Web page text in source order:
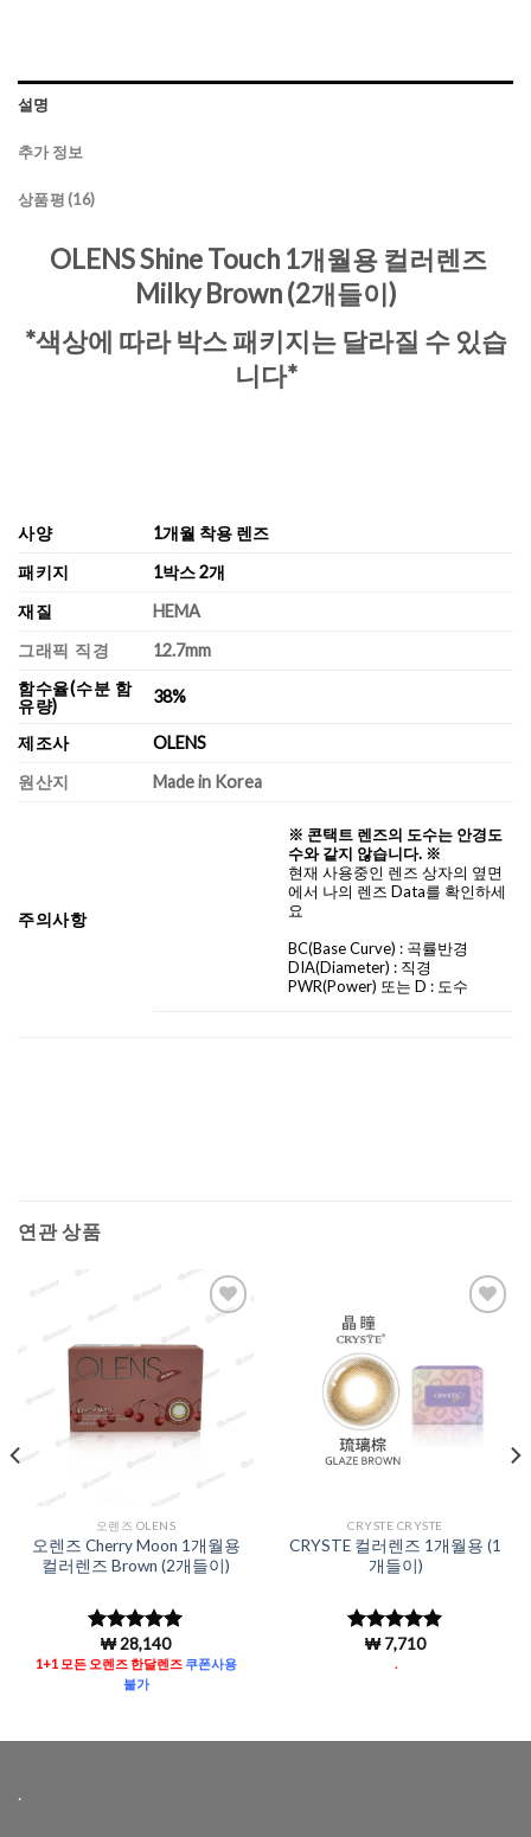
설명
추가 정보
상품평 (16)
OLENS Shine Touch 1개월용 컬러렌즈
Milky Brown (2개들이)
*색상에 따라 박스 패키지는 달라질 수 있습
니다*
사양
1개월 착용 렌즈
패키지
1박스 2개
재질
HEMA
그래픽 직경
12.7mm
함수율(수분 함
유량)
38%
제조사
OLENS
원산지
Made in Korea
주의사항
※ 콘택트 렌즈의 도수는 안경도
수와 같지 않습니다. ※
현재 사용중인 렌즈 상자의 옆면
에서 나의 렌즈 Data를 확인하세
요
BC(Base Curve) : 곡률반경
DIA(Diameter) : 직경
PWR(Power) 또는 D : 도수
연관 상품
Wishlist
오렌즈 OLENS
오렌즈 Cherry Moon 1개월용
컬러렌즈 Brown (2개들이)
5 중에서
로 평가됨
₩28,140
1+1 모든 오렌즈 한달렌즈쿠폰사용
불가
CRYSTE CRYSTE
CRYSTE 컬러렌즈 1개월용 (1
개들이)
5 중에서
로 평
₩7,710
.
.